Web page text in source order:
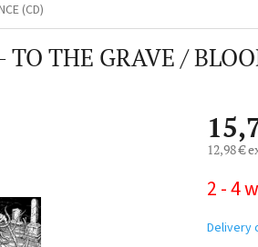
(CD)
TO THE GRAVE /
12,98 €
price:
2 - 4
Delivery